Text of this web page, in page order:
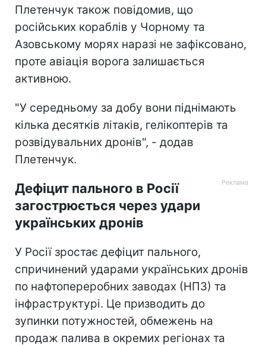
Плетенчук також повідомив, що
російських кораблів у Чорному та
Азовському морях наразі не зафіксовано,
проте авіація ворога залишається
активною.
"У середньому за добу вони піднімають
кілька десятків літаків, гелікоптерів та
розвідувальних дронів", - додав
Плетенчук.
Дефіцит пального в Росії
загострюється через удари
українських дронів
У Росії зростає дефіцит пального,
спричинений ударами українських дронів
по нафтопереробних заводах (НПЗ) та
інфраструктурі. Це призводить до
зупинки потужностей, обмежень на
продаж палива в окремих регіонах та